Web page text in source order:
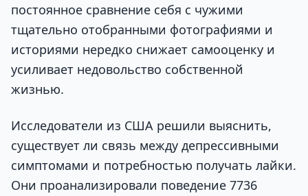
постоянное сравнение себя с чужими
тщательно отобранными фотографиями и
историями нередко снижает самооценку и
усиливает недовольство собственной
жизнью.
Исследователи из США решили выяснить,
существует ли связь между депрессивными
симптомами и потребностью получать лайки.
Они проанализировали поведение 7736